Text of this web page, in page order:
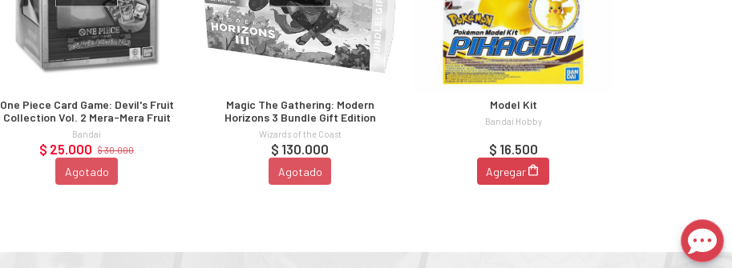
One Piece Card Game: Devil's Fruit
Collection Vol. 2 Mera-Mera Fruit
Bandai
$ 30.000
$ 25.000
Agotado
Magic The Gathering: Modern
Horizons 3 Bundle Gift Edition
Wizards of the Coast
$ 130.000
Agotado
Model Kit
Bandai Hobby
$ 16.500
Agregar